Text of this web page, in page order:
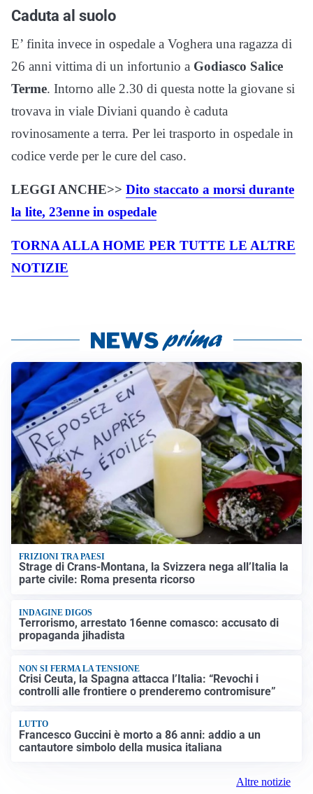
Caduta al suolo
E’ finita invece in ospedale a Voghera una ragazza di
26 anni vittima di un infortunio a Godiasco Salice
Terme. Intorno alle 2.30 di questa notte la giovane si
trovava in viale Diviani quando è caduta
rovinosamente a terra. Per lei trasporto in ospedale in
codice verde per le cure del caso.
LEGGI ANCHE>> Dito staccato a morsi durante
la lite, 23enne in ospedale
TORNA ALLA HOME PER TUTTE LE ALTRE
NOTIZIE
FRIZIONI TRA PAESI
Strage di Crans-Montana, la Svizzera nega all’Italia la
parte civile: Roma presenta ricorso
INDAGINE DIGOS
Terrorismo, arrestato 16enne comasco: accusato di
propaganda jihadista
NON SI FERMA LA TENSIONE
Crisi Ceuta, la Spagna attacca l’Italia: “Revochi i
controlli alle frontiere o prenderemo contromisure”
LUTTO
Francesco Guccini è morto a 86 anni: addio a un
cantautore simbolo della musica italiana
Altre notizie